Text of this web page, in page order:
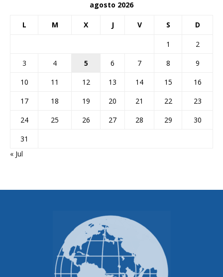
agosto 2026
L M X J V S D
1
2
3
4 5 6 7 8
9
10
11 12 13 14 15
16
17
18 19 20 21 22
23
24
25 26 27 28 29
30
31
« Jul